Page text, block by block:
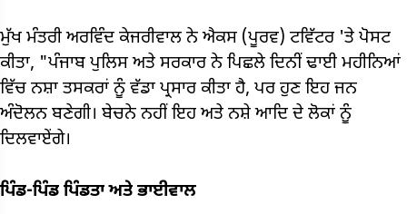
ਮੁੱਖ ਮੰਤਰੀ ਅਰਵਿੰਦ ਕੇਜਰੀਵਾਲ ਨੇ ਐਕਸ (ਪੂਰਵ) ਟਵਿੱਟਰ 'ਤੇ ਪੋਸਟ
ਕੀਤਾ, "ਪੰਜਾਬ ਪੁਲਿਸ ਅਤੇ ਸਰਕਾਰ ਨੇ ਪਿਛਲੇ ਦਿਨੀਂ ਢਾਈ ਮਹੀਨਿਆਂ
ਵਿੱਚ ਨਸ਼ਾ ਤਸਕਰਾਂ ਨੂੰ ਵੱਡਾ ਪ੍ਰਸਾਰ ਕੀਤਾ ਹੈ, ਪਰ ਹੁਣ ਇਹ ਜਨ
ਅੰਦੋਲਨ ਬਣੇਗੀ। ਬੇਚਨੇ ਨਹੀਂ ਇਹ ਅਤੇ ਨਸ਼ੇ ਆਦਿ ਦੇ ਲੋਕਾਂ ਨੂੰ
ਦਿਲਵਾਏਂਗੇ।
ਪਿੰਡ-ਪਿੰਡ ਪਿੰਡਤਾ ਅਤੇ ਭਾਈਵਾਲ